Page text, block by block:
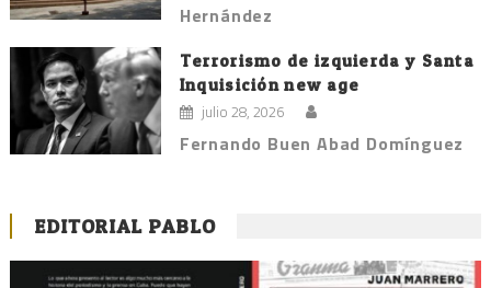
Hernández
Terrorismo de izquierda y Santa
Inquisición new age
julio 28, 2026
Fernando Buen Abad Domínguez
EDITORIAL PABLO